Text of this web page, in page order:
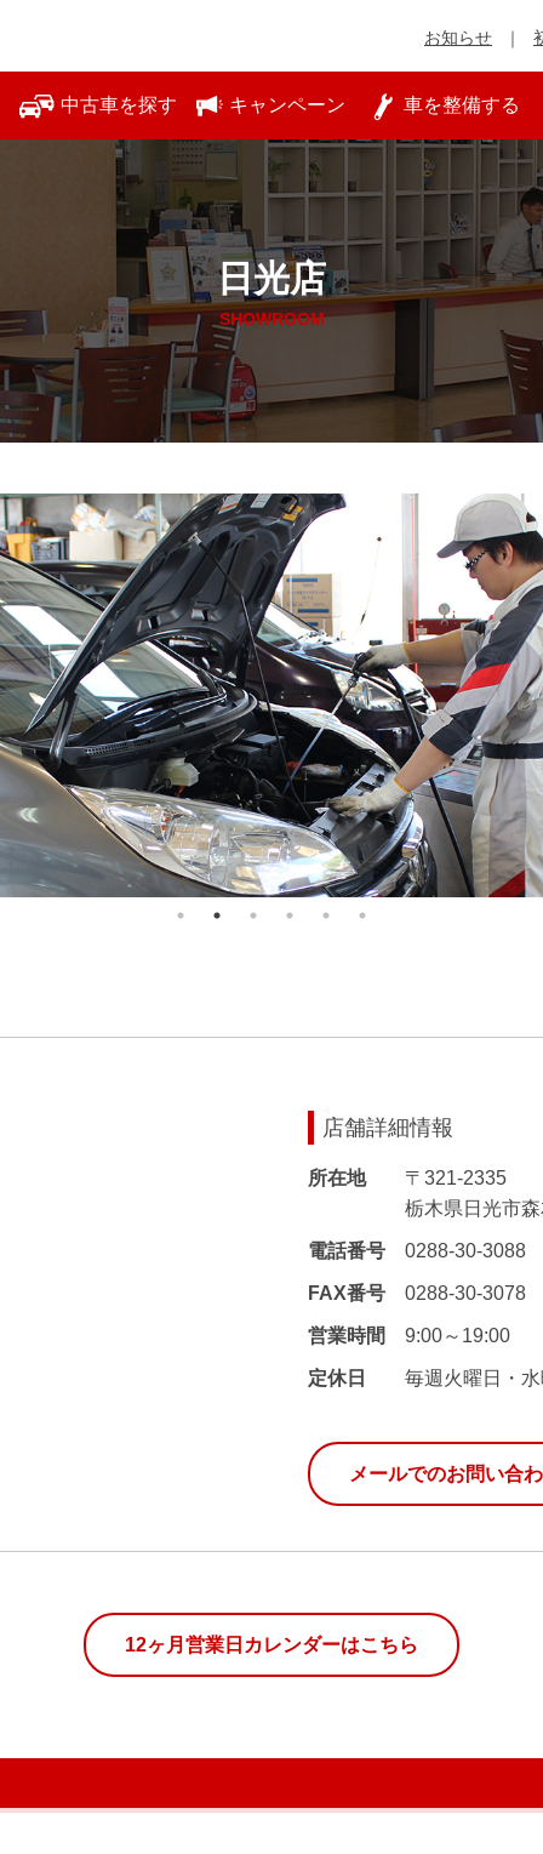
お知らせ
中古車を探す キャンペーン 車を整備する
日光店
SHOWROOM
店舗詳細情報
所在地
〒321-2335
栃木県日光市
電話番号 0288-30-3088
FAX番号 0288-30-3078
営業時間 9:00～19:00
定休日 毎週火曜日・水
メールでのお問い合
12ヶ月営業日カレンダーはこちら